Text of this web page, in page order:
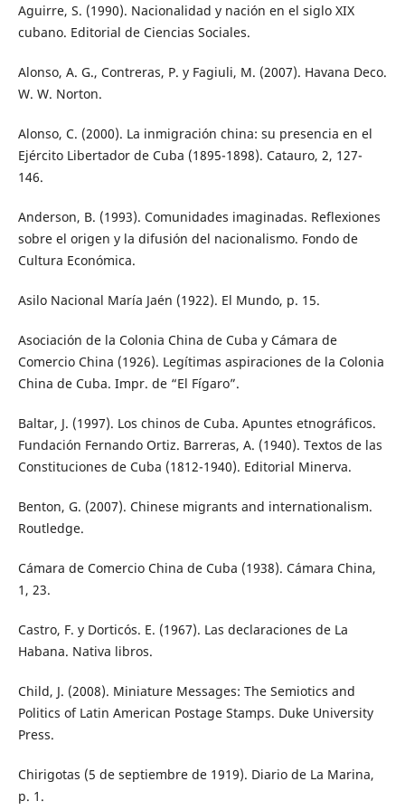
Aguirre, S. (1990). Nacionalidad y nación en el siglo XIX
cubano. Editorial de Ciencias Sociales.
Alonso, A. G., Contreras, P. y Fagiuli, M. (2007). Havana Deco.
W. W. Norton.
Alonso, C. (2000). La inmigración china: su presencia en el
Ejército Libertador de Cuba (1895-1898). Catauro, 2, 127-
146.
Anderson, B. (1993). Comunidades imaginadas. Reflexiones
sobre el origen y la difusión del nacionalismo. Fondo de
Cultura Económica.
Asilo Nacional María Jaén (1922). El Mundo, p. 15.
Asociación de la Colonia China de Cuba y Cámara de
Comercio China (1926). Legítimas aspiraciones de la Colonia
China de Cuba. Impr. de “El Fígaro”.
Baltar, J. (1997). Los chinos de Cuba. Apuntes etnográficos.
Fundación Fernando Ortiz. Barreras, A. (1940). Textos de las
Constituciones de Cuba (1812-1940). Editorial Minerva.
Benton, G. (2007). Chinese migrants and internationalism.
Routledge.
Cámara de Comercio China de Cuba (1938). Cámara China,
1, 23.
Castro, F. y Dorticós. E. (1967). Las declaraciones de La
Habana. Nativa libros.
Child, J. (2008). Miniature Messages: The Semiotics and
Politics of Latin American Postage Stamps. Duke University
Press.
Chirigotas (5 de septiembre de 1919). Diario de La Marina,
p. 1.